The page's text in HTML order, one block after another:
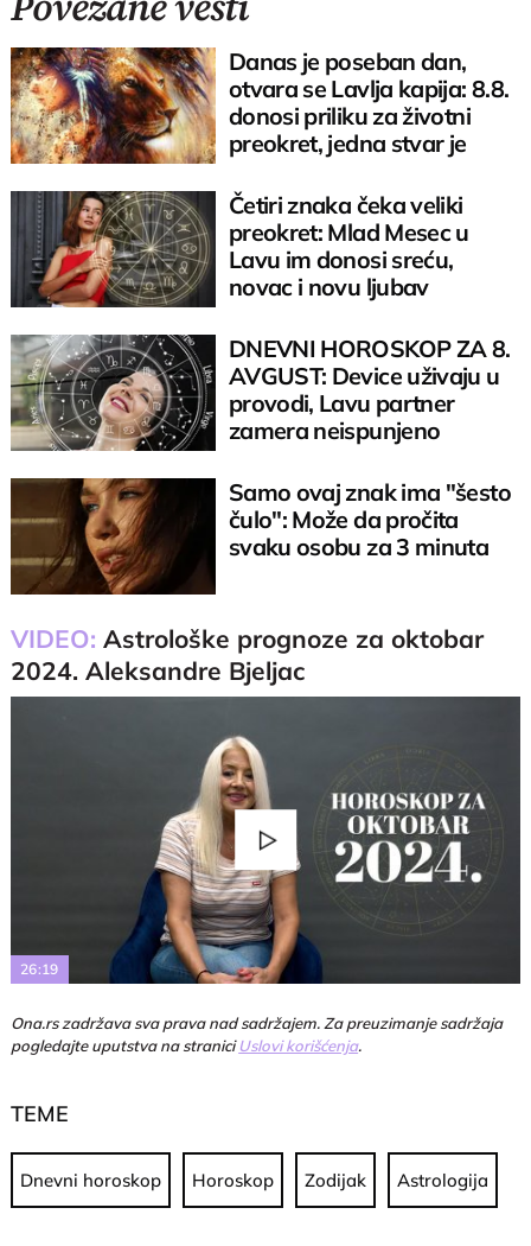
Danas je poseban dan,
otvara se Lavlja kapija: 8.8.
donosi priliku za životni
preokret, jedna stvar je
Četiri znaka čeka veliki
preokret: Mlad Mesec u
Lavu im donosi sreću,
novac i novu ljubav
DNEVNI HOROSKOP ZA 8.
AVGUST: Device uživaju u
provodi, Lavu partner
zamera neispunjeno
Samo ovaj znak ima "šesto
čulo": Može da pročita
svaku osobu za 3 minuta
VIDEO:Astrološke prognoze za oktobar
2024. Aleksandre Bjeljac
Play
Video
26:19
Ona.rs zadržava sva prava nad sadržajem. Za preuzimanje sadržaja
pogledajte uputstva na straniciUslovi korišćenja.
TEME
Dnevni horoskop Horoskop Zodijak Astrologija